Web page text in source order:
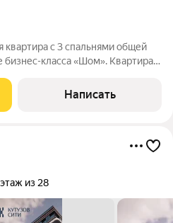
с 3 спальнями общей
класса «Шом». Квартира с
на парк Фили, Крылатское,
Написать
этаж из 28